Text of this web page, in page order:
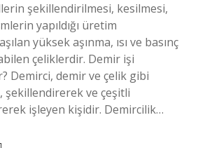
şekillendirilmesi, kesilmesi,
yapıldığı üretim
yüksek aşınma, ısı ve basınç
çeliklerdir. Demir işi
Demirci, demir ve çelik gibi
şekillendirerek ve çeşitli
işleyen kişidir. Demircilik…